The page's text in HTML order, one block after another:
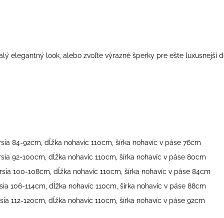
elegantný look, alebo zvoľte výrazné šperky pre ešte luxusnejší
84-92cm, dĺžka nohavíc 110cm, šírka nohavíc v páse 76cm
92-100cm, dĺžka nohavíc 110cm, šírka nohavíc v páse 80cm
100-108cm, dĺžka nohavíc 110cm, šírka nohavíc v páse 84cm
106-114cm, dĺžka nohavíc 110cm, šírka nohavíc v páse 88cm
112-120cm, dĺžka nohavíc 110cm, šírka nohavíc v páse 92cm